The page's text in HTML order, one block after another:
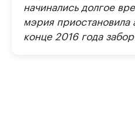
начинались долгое
мэрия приостановила
конце 2016 года